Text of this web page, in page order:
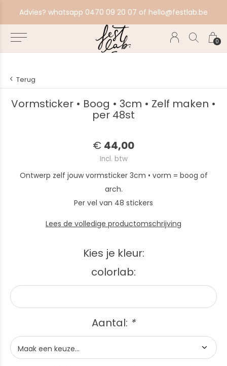
0
Advies? whatsapp 0470 09 20 07 of hello@festlab.be
Terug
Vormsticker • Boog • 3cm • Zelf maken •
per 48st
€ 44,00
Incl. btw
Ontwerp zelf jouw vormsticker 3cm • vorm = boog of
arch.
Per vel van 48 stickers
Lees de volledige productomschrijving
Kies je kleur:
colorlab:
Aantal: *